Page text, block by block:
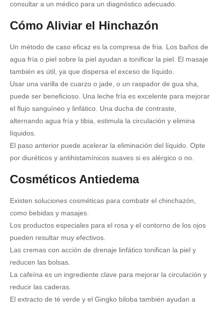
consultar a un médico para un diagnóstico adecuado.
Cómo Aliviar el Hinchazón
Un método de caso eficaz es la compresa de fria. Los baños de
agua fría o piel sobre la piel ayudan a tonificar la piel. El masaje
también es útil, ya que dispersa el exceso de líquido.
Usar una varilla de cuarzo o jade, o un raspador de gua sha,
puede ser beneficioso. Una leche fría es excelente para mejorar
el flujo sanguíneo y linfático. Una ducha de contraste,
alternando agua fría y tibia, estimula la circulación y elimina
líquidos.
El paso anterior puede acelerar la eliminación del líquido. Opte
por diuréticos y antihistamínicos suaves si es alérgico o no.
Cosméticos Antiedema
Existen soluciones cosméticas para combatir el chinchazón,
como bebidas y masajes.
Los productos especiales para el rosa y el contorno de los ojos
pueden resultar muy efectivos.
Las cremas con acción de drenaje linfático tonifican la piel y
reducen las bolsas.
La cafeína es un ingrediente clave para mejorar la circulación y
reducir las caderas.
El extracto de té verde y el Gingko biloba también ayudan a